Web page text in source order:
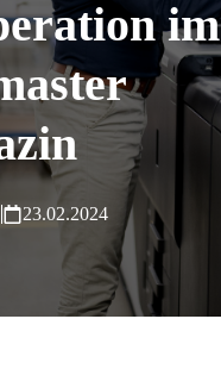
im
23.02.2024